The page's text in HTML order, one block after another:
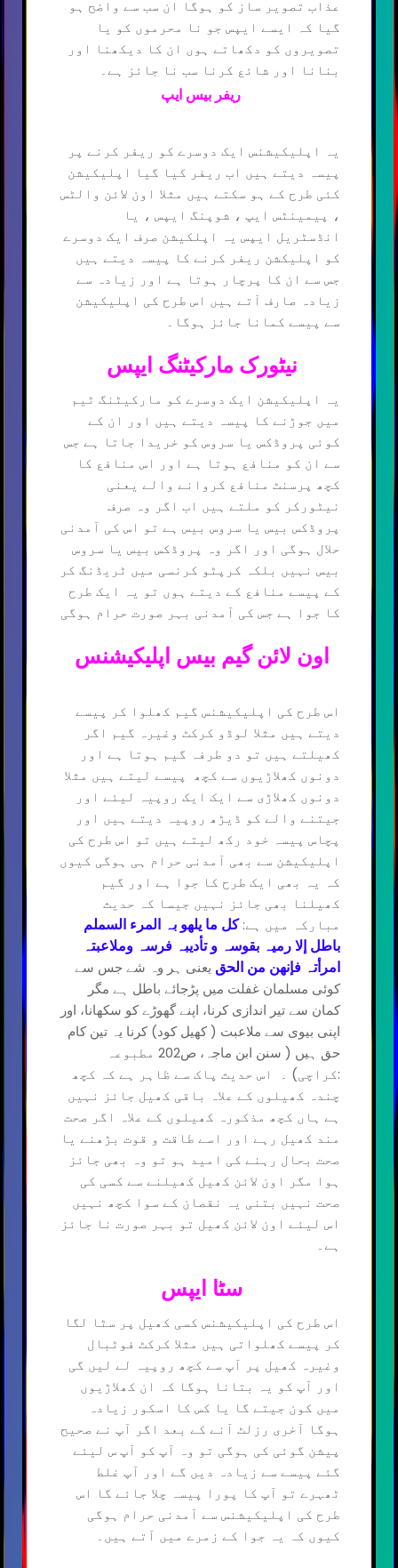
عذاب تصویر ساز کو ہوگا ان سب سے واضح ہو
گیا کہ ایسے ایپس جو نا محرموں کو یا
تصویروں کو دکھاتے ہوں ان کا دیکھنا اور
بنانا اور شائع کرنا سب نا جائز ہے۔
ریفر بیس ایپ
یہ اپلیکیشنس ایک دوسرے کو ریفر کرنے پر
پیسہ دیتے ہیں اب ریفر کیا گیا اپلیکیشن
کئی طرح کے ہو سکتے ہیں مثلا اون لائن والٹس
، پیمینٹس ایپ ، شوپنگ ایپس ، یا
انڈسٹریل ایپس یہ اپلکیشن صرف ایک دوسرے
کو اپلیکشن ریفر کرنے کا پیسہ دیتے ہیں
جس سے ان کا پرچار ہوتا ہے اور زیادہ سے
زیادہ صارف آتے ہیں اس طرح کی اپلیکیشن
سے پیسے کمانا جائز ہوگا۔
نیٹورک مارکیٹنگ ایپس
یہ اپلیکیشن ایک دوسرے کو مارکیٹنگ ٹیم
میں جوڑنے کا پیسہ دیتے ہیں اور ان کے
کوئی پروڈکس یا سروس کو خریدا جاتا ہے جس
سے ان کو منافع ہوتا ہے اور اس منافع کا
کچھ پرسنٹ منافع کروانے والے یعنی
نیٹورکر کو ملتے ہیں اب اگر وہ صرف
پروڈکس بیس یا سروس بیس ہے تو اس کی آمدنی
حلال ہوگی اور اگر وہ پروڈکس بیس یا سروس
بیس نہیں بلکہ کرپٹو کرنسی میں ٹریڈنگ کر
کے پیسے منافع کے دیتے ہوں تو یہ ایک طرح
کا جوا ہے جس کی آمدنی بہر صورت حرام ہوگی
اون لائن گیم بیس اپلیکیشنس
اس طرح کی اپلیکیشنس گیم کھلوا کر پیسے
دیتے ہیں مثلا لوڈو کرکٹ وغیرہ گیم اگر
کھیلتے ہیں تو دو طرفہ گیم ہوتا ہے اور
دونوں کھلاڑیوں سے کچھ پیسے لیتے ہیں مثلا
دونوں کھلاڑی سے ایک ایک روپیہ لیئے اور
جیتنے والے کو ڈیڑھ روپیہ دیتے ہیں اور
پچاس پیسہ خود رکھ لیتے ہیں تو اس طرح کی
اپلیکیشن سے بھی آمدنی حرام ہی ہوگی کیوں
کہ یہ بھی ایک طرح کا جوا ہے اور گیم
کھیلنا بھی جائز نہیں جیسا کہ حدیث
مبارکہ میں ہے:کل ما یلھو بہ المرء السملم
باطل إلا رمیہ بقوسہ و تأدیبہ فرسہ وملاعبتہ
امرأتہ فإنھن من الحق یعنی ہر وہ شے جس سے
کوئی مسلمان غفلت میں پڑجائے باطل ہے مگر
کمان سے تیر اندازی کرنا، اپنے گھوڑے کو سکھانا، اور
اپنی بیوی سے ملاعبت ( کھیل کود) کرنا یہ تین کام
حق ہیں ( سنن ابن ماجہ، ص202 مطبوعہ
:کراچی) ۔ اس حدیث پاک سے ظاہر ہے کہ کچھ
چندہ کھیلوں کے علاہ باقی کھیل جائز نہیں
ہے ہاں کچھ مذکورہ کھیلوں کے علاہ اگر صحت
مند کھیل رہے اور اسے طاقت و قوت بڑھنے یا
صحت بحال رہنے کی امید ہو تو وہ بھی جائز
ہوا مگر اون لائن کھیل کھیلنے سے کسی کی
صحت نہیں بتنی یہ نقصان کے سوا کچھ نہیں
اس لیئے اون لائن کھیل تو بہر صورت نا جائز
ہے۔
سٹا ایپس
اس طرح کی اپلیکیشنس کسی کھیل پر سٹا لگا
کر پیسے کھلواتی ہیں مثلا کرکٹ فوٹبال
وغیرہ کھیل پر آپ سے کچھ روپیہ لے لیں گی
اور آپ کو یہ بتانا ہوگا کہ ان کھلاڑیوں
میں کون جیتے گا یا کس کا اسکور زیادہ
ہوگا آخری رزلٹ آنے کے بعد اگر آپ نے صحیح
پیشن گوئی کی ہوگی تو وہ آپ کو آپ س لیئے
گئے پیسے سے زیادہ دیں گے اور آپ غلط
ٹھہرے تو آپ کا پورا پیسہ چلا جائے گا اس
طرح کی اپلیکیشنس سے آمدنی حرام ہوگی
کیوں کہ یہ جوا کے زمرے میں آتے ہیں۔